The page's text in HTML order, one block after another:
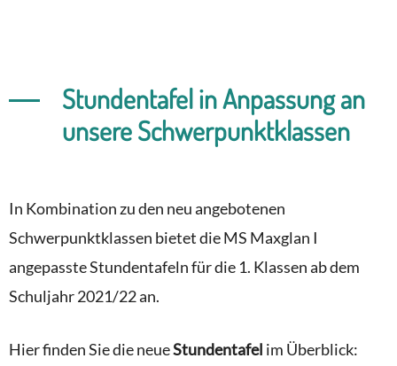
Stundentafel in Anpassung an
unsere Schwerpunktklassen
In Kombination zu den neu angebotenen
Schwerpunktklassen bietet die MS Maxglan I
angepasste Stundentafeln für die 1. Klassen ab dem
Schuljahr 2021/22 an.
Hier finden Sie die neueStundentafel im Überblick: